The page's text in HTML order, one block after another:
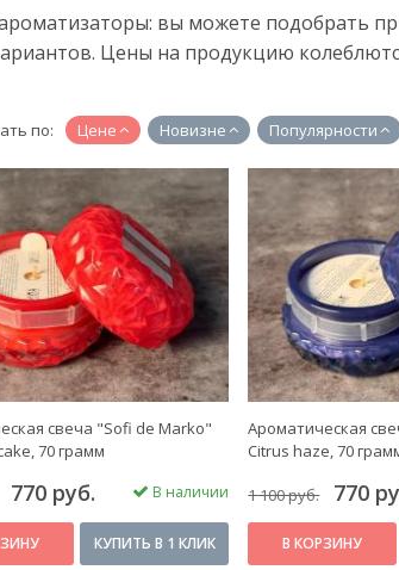
вы можете подобрать
Цены на продукцию
по: Цене Новизне Популярности
свеча "Sofi de Marko"
70 грамм
770 руб. В наличии
КУПИТЬ В 1 КЛИК
Ароматическая
Citrus haze, 70
1 100 руб. 770
В КОРЗИНУ